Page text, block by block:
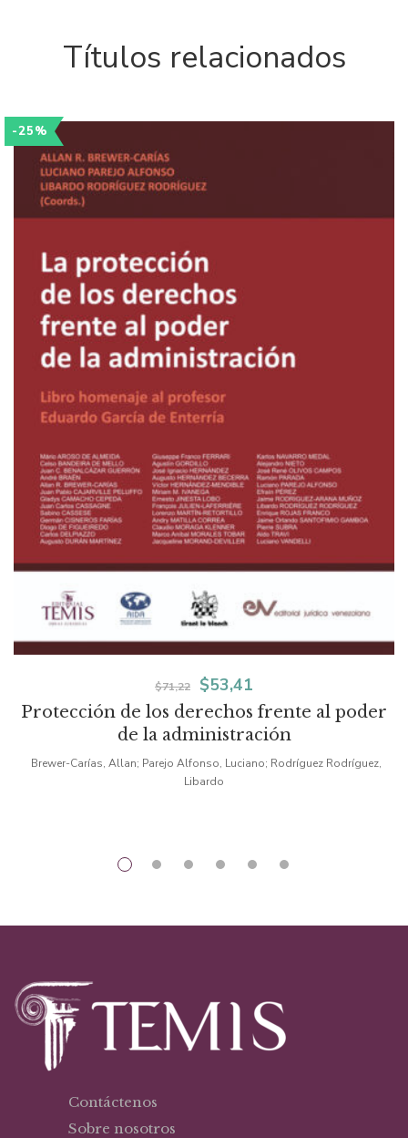
Títulos relacionados
-25%
Protección de los derechos frente al poder
de la administración
$71,22
El
precio
era:
$53,41
precio
Brewer-Carías, Allan; Parejo Alfonso, Luciano; Rodríguez Rodríguez,
Libardo
Contáctenos
Sobre nosotros